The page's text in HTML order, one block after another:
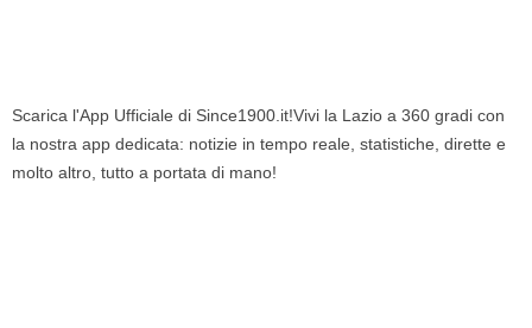
Scarica l'App Ufficiale di Since1900.it!Vivi la Lazio a 360 gradi con
la nostra app dedicata: notizie in tempo reale, statistiche, dirette e
molto altro, tutto a portata di mano!